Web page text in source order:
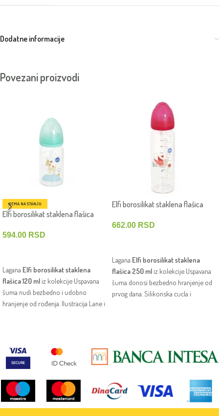
Dodatne informacije
Povezani proizvodi
NEMA NA STANJU
Elfi borosilikat staklena flašica
594.00 RSD
Lagana Elfi borosilikat staklena
flašica 120 ml iz kolekcije Uspavana
šuma nudi bezbedno i udobno
hranjenje od rođenja. Ilustracija Lane i
Elfi borosilikat staklena flašica
662.00 RSD
Lagana Elfi borosilikat staklena
flašica 250 ml iz kolekcije Uspavana
šuma donosi bezbedno hranjenje od
prvog dana. Silikonska cucla i